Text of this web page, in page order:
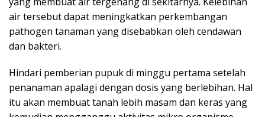
air tersebut dapat meningkatkan perkembangan
pathogen tanaman yang disebabkan oleh cendawan
dan bakteri.
Hindari pemberian pupuk di minggu pertama setelah
penanaman apalagi dengan dosis yang berlebihan. Hal
itu akan membuat tanah lebih masam dan keras yang